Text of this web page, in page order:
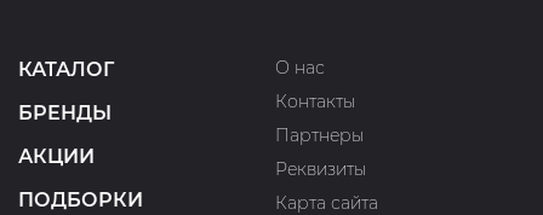
КАТАЛОГ
БРЕНДЫ
АКЦИИ
ПОДБОРКИ
О нас
Контакты
Партнеры
Реквизиты
Карта сайта